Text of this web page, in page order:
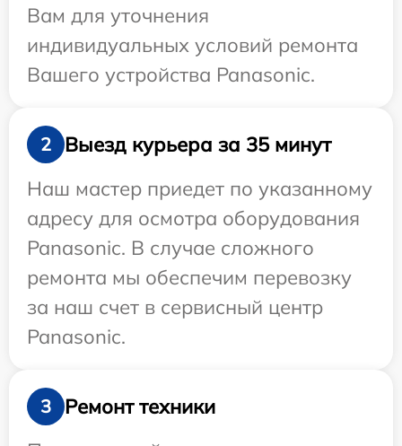
Вам для уточнения
индивидуальных условий ремонта
Вашего устройства Panasonic.
2
Выезд курьера за 35 минут
Наш мастер приедет по указанному
адресу для осмотра оборудования
Panasonic. В случае сложного
ремонта мы обеспечим перевозку
за наш счет в сервисный центр
Panasonic.
3
Ремонт техники